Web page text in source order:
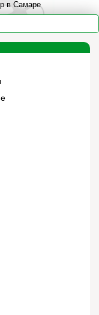
в Самаре